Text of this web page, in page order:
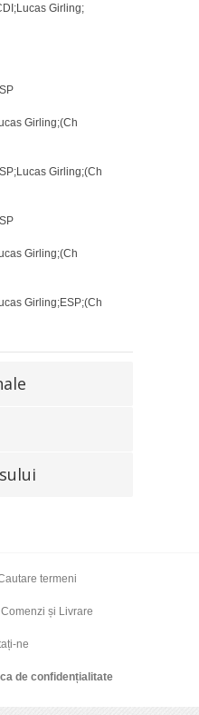
Girling;
Girling;(Ch
Girling;(Ch
Girling;(Ch
Girling;ESP;(Ch
termeni
Comenzi și Livrare
ne
de confidențialitate